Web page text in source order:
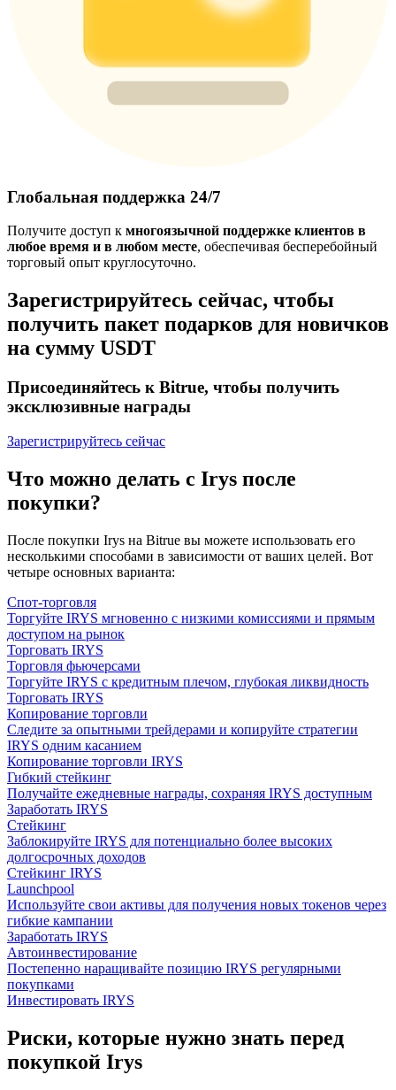
Глобальная поддержка 24/7
Получите доступ к многоязычной поддержке клиентов в
любое время и в любом месте, обеспечивая бесперебойный
торговый опыт круглосуточно.
Зарегистрируйтесь сейчас, чтобы
получить пакет подарков для новичков
на сумму USDT
Присоединяйтесь к Bitrue, чтобы получить
эксклюзивные награды
Зарегистрируйтесь сейчас
Что можно делать с Irys после
покупки?
После покупки Irys на Bitrue вы можете использовать его
несколькими способами в зависимости от ваших целей. Вот
четыре основных варианта:
Спот-торговля
Торгуйте IRYS мгновенно с низкими комиссиями и прямым
доступом на рынок
Торговать IRYS
Торговля фьючерсами
Торгуйте IRYS с кредитным плечом, глубокая ликвидность
Торговать IRYS
Копирование торговли
Следите за опытными трейдерами и копируйте стратегии
IRYS одним касанием
Копирование торговли IRYS
Гибкий стейкинг
Получайте ежедневные награды, сохраняя IRYS доступным
Заработать IRYS
Стейкинг
Заблокируйте IRYS для потенциально более высоких
долгосрочных доходов
Стейкинг IRYS
Launchpool
Используйте свои активы для получения новых токенов через
гибкие кампании
Заработать IRYS
Автоинвестирование
Постепенно наращивайте позицию IRYS регулярными
покупками
Инвестировать IRYS
Риски, которые нужно знать перед
покупкой Irys